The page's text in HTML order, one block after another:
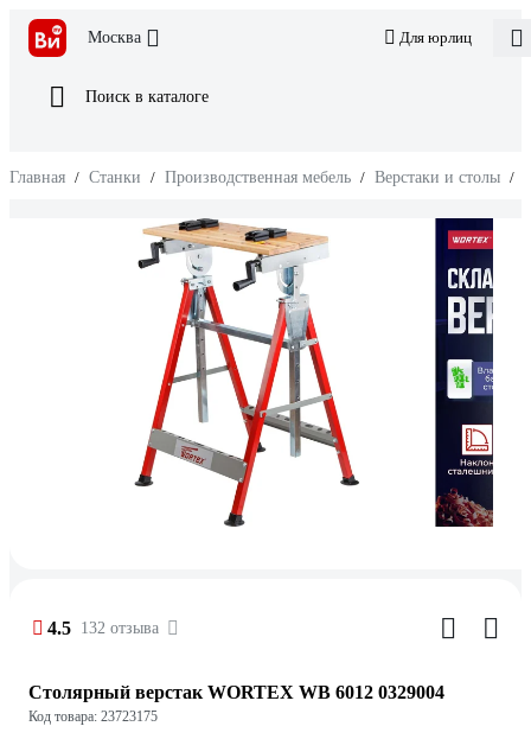
Москва Для юрлиц
Поиск в каталоге
Главная / Станки / Производственная мебель / Верстаки и столы /
4.5 132 отзыва
Столярный верстак WORTEX WB 6012 0329004
Код товара: 23723175